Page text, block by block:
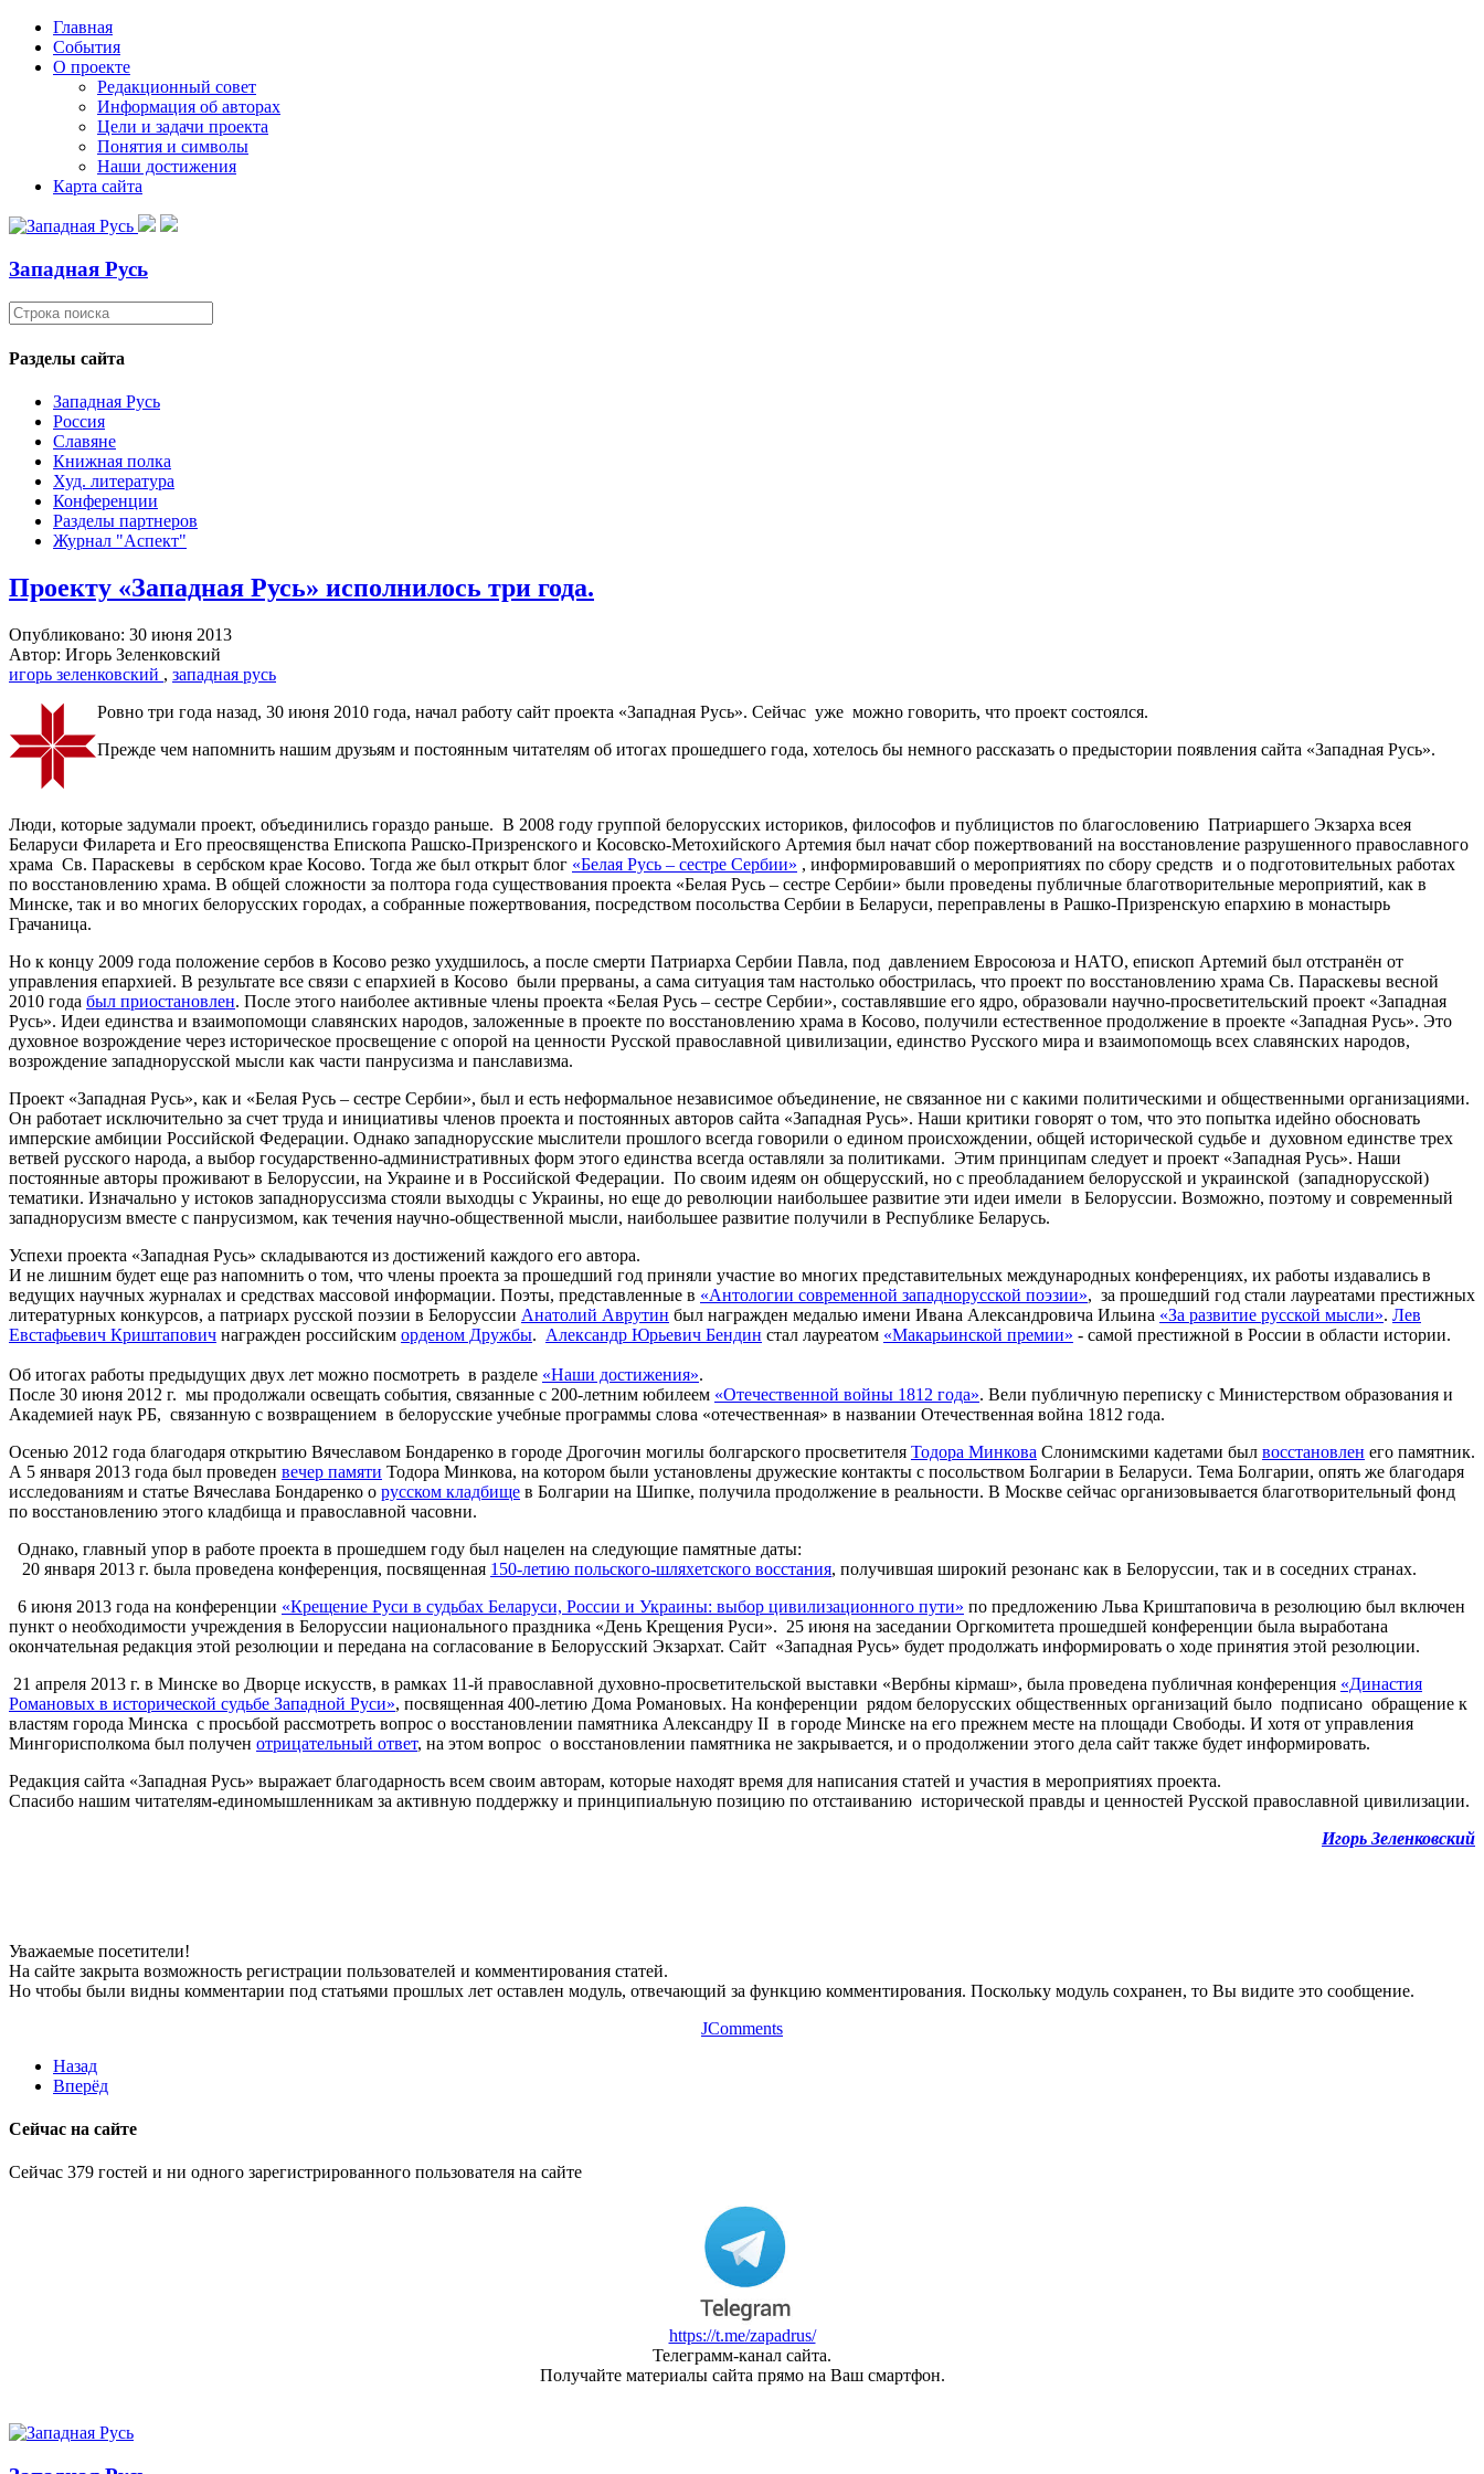
Главная
События
О проекте
Редакционный совет
Информация об авторах
Цели и задачи проекта
Понятия и символы
Наши достижения
Карта сайта
Западная Русь
Разделы сайта
Западная Русь
Россия
Славяне
Книжная полка
Худ. литература
Конференции
Разделы партнеров
Журнал "Аспект"
Проекту «Западная Русь» исполнилось три года.
Опубликовано: 30 июня 2013
Автор: Игорь Зеленковский
игорь зеленковский , западная русь
Ровно три года назад, 30 июня 2010 года, начал работу сайт проекта «Западная Русь». Сейчас уже можно говорить, что проект состоялся.
Прежде чем напомнить нашим друзьям и постоянным читателям об итогах прошедшего года, хотелось бы немного рассказать о предыстории появления сайта «Западная Русь».
Люди, которые задумали проект, объединились гораздо раньше. В 2008 году группой белорусских историков, философов и публицистов по благословению Патриаршего Экзарха всея
Беларуси Филарета и Его преосвященства Епископа Рашско-Призренского и Косовско-Метохийского Артемия был начат сбор пожертвований на восстановление разрушенного православного
храма Св. Параскевы в сербском крае Косово. Тогда же был открыт блог «Белая Русь – сестре Сербии» , информировавший о мероприятиях по сбору средств и о подготовительных работах
по восстановлению храма. В общей сложности за полтора года существования проекта «Белая Русь – сестре Сербии» были проведены публичные благотворительные мероприятий, как в
Минске, так и во многих белорусских городах, а собранные пожертвования, посредством посольства Сербии в Беларуси, переправлены в Рашко-Призренскую епархию в монастырь
Грачаница.
Но к концу 2009 года положение сербов в Косово резко ухудшилось, а после смерти Патриарха Сербии Павла, под давлением Евросоюза и НАТО, епископ Артемий был отстранён от
управления епархией. В результате все связи с епархией в Косово были прерваны, а сама ситуация там настолько обострилась, что проект по восстановлению храма Св. Параскевы весной
2010 года был приостановлен. После этого наиболее активные члены проекта «Белая Русь – сестре Сербии», составлявшие его ядро, образовали научно-просветительский проект «Западная
Русь». Идеи единства и взаимопомощи славянских народов, заложенные в проекте по восстановлению храма в Косово, получили естественное продолжение в проекте «Западная Русь». Это
духовное возрождение через историческое просвещение с опорой на ценности Русской православной цивилизации, единство Русского мира и взаимопомощь всех славянских народов,
возрождение западнорусской мысли как части панрусизма и панславизма.
Проект «Западная Русь», как и «Белая Русь – сестре Сербии», был и есть неформальное независимое объединение, не связанное ни с какими политическими и общественными организациями.
Он работает исключительно за счет труда и инициативы членов проекта и постоянных авторов сайта «Западная Русь». Наши критики говорят о том, что это попытка идейно обосновать
имперские амбиции Российской Федерации. Однако западнорусские мыслители прошлого всегда говорили о едином происхождении, общей исторической судьбе и духовном единстве трех
ветвей русского народа, а выбор государственно-административных форм этого единства всегда оставляли за политиками. Этим принципам следует и проект «Западная Русь». Наши
постоянные авторы проживают в Белоруссии, на Украине и в Российской Федерации. По своим идеям он общерусский, но с преобладанием белорусской и украинской (западнорусской)
тематики. Изначально у истоков западноруссизма стояли выходцы с Украины, но еще до революции наибольшее развитие эти идеи имели в Белоруссии. Возможно, поэтому и современный
западнорусизм вместе с панрусизмом, как течения научно-общественной мысли, наибольшее развитие получили в Республике Беларусь.
Успехи проекта «Западная Русь» складываются из достижений каждого его автора.
И не лишним будет еще раз напомнить о том, что члены проекта за прошедший год приняли участие во многих представительных международных конференциях, их работы издавались в
ведущих научных журналах и средствах массовой информации. Поэты, представленные в «Антологии современной западнорусской поэзии», за прошедший год стали лауреатами престижных
литературных конкурсов, а патриарх русской поэзии в Белоруссии Анатолий Аврутин был награжден медалью имени Ивана Александровича Ильина «За развитие русской мысли». Лев
Евстафьевич Криштапович награжден российским орденом Дружбы. Александр Юрьевич Бендин стал лауреатом «Макарьинской премии» - самой престижной в России в области истории.
Об итогах работы предыдущих двух лет можно посмотреть в разделе «Наши достижения».
После 30 июня 2012 г. мы продолжали освещать события, связанные с 200-летним юбилеем «Отечественной войны 1812 года». Вели публичную переписку с Министерством образования и
Академией наук РБ, связанную с возвращением в белорусские учебные программы слова «отечественная» в названии Отечественная война 1812 года.
Осенью 2012 года благодаря открытию Вячеславом Бондаренко в городе Дрогочин могилы болгарского просветителя Тодора Минкова Слонимскими кадетами был восстановлен его памятник.
А 5 января 2013 года был проведен вечер памяти Тодора Минкова, на котором были установлены дружеские контакты с посольством Болгарии в Беларуси. Тема Болгарии, опять же благодаря
исследованиям и статье Вячеслава Бондаренко о русском кладбище в Болгарии на Шипке, получила продолжение в реальности. В Москве сейчас организовывается благотворительный фонд
по восстановлению этого кладбища и православной часовни.
Однако, главный упор в работе проекта в прошедшем году был нацелен на следующие памятные даты:
20 января 2013 г. была проведена конференция, посвященная 150-летию польского-шляхетского восстания, получившая широкий резонанс как в Белоруссии, так и в соседних странах.
6 июня 2013 года на конференции «Крещение Руси в судьбах Беларуси, России и Украины: выбор цивилизационного пути» по предложению Льва Криштаповича в резолюцию был включен
пункт о необходимости учреждения в Белоруссии национального праздника «День Крещения Руси». 25 июня на заседании Оргкомитета прошедшей конференции была выработана
окончательная редакция этой резолюции и передана на согласование в Белорусский Экзархат. Сайт «Западная Русь» будет продолжать информировать о ходе принятия этой резолюции.
21 апреля 2013 г. в Минске во Дворце искусств, в рамках 11-й православной духовно-просветительской выставки «Вербны кірмаш», была проведена публичная конференция «Династия
Романовых в исторической судьбе Западной Руси», посвященная 400-летию Дома Романовых. На конференции рядом белорусских общественных организаций было подписано обращение к
властям города Минска с просьбой рассмотреть вопрос о восстановлении памятника Александру II в городе Минске на его прежнем месте на площади Свободы. И хотя от управления
Мингорисполкома был получен отрицательный ответ, на этом вопрос о восстановлении памятника не закрывается, и о продолжении этого дела сайт также будет информировать.
Редакция сайта «Западная Русь» выражает благодарность всем своим авторам, которые находят время для написания статей и участия в мероприятиях проекта.
Спасибо нашим читателям-единомышленникам за активную поддержку и принципиальную позицию по отстаиванию исторической правды и ценностей Русской православной цивилизации.
Игорь Зеленковский
Уважаемые посетители!
На сайте закрыта возможность регистрации пользователей и комментирования статей.
Но чтобы были видны комментарии под статьями прошлых лет оставлен модуль, отвечающий за функцию комментирования. Поскольку модуль сохранен, то Вы видите это сообщение.
JComments
Назад
Вперёд
Сейчас на сайте
Сейчас 379 гостей и ни одного зарегистрированного пользователя на сайте
https://t.me/zapadrus/
Телеграмм-канал сайта.
Получайте материалы сайта прямо на Ваш смартфон.